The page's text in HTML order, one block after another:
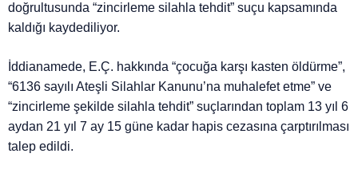
doğrultusunda “zincirleme silahla tehdit” suçu kapsamında
kaldığı kaydediliyor.
İddianamede, E.Ç. hakkında “çocuğa karşı kasten öldürme”,
“6136 sayılı Ateşli Silahlar Kanunu’na muhalefet etme” ve
“zincirleme şekilde silahla tehdit” suçlarından toplam 13 yıl 6
aydan 21 yıl 7 ay 15 güne kadar hapis cezasına çarptırılması
talep edildi.